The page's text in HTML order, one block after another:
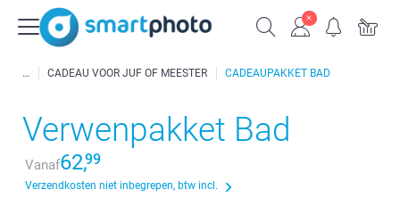
CADEAU VOOR JUF OF MEESTER CADEAUPAKKET BAD
Verwenpakket Bad
Vanaf62,99
Verzendkosten niet inbegrepen, btw incl.